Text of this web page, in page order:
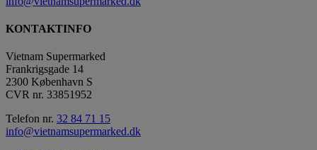
KONTAKTINFO
Vietnam Supermarked
Frankrigsgade 14
2300 København S
CVR nr. 33851952
Telefon nr. 32 84 71 15
info@vietnamsupermarked.dk